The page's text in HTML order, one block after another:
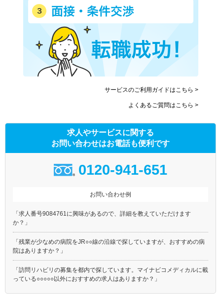
サービスのご利用ガイドはこちら >
よくあるご質問はこちら >
求人やサービスに関する
お問い合わせはお電話も便利です
0120-941-651
お問い合わせ例
「求人番号9084761に興味があるので、詳細を教えていただけます
か？」
「残業が少なめの病院をJR○○線の沿線で探していますが、おすすめの病
院はありますか？」
「訪問リハビリの募集を都内で探しています。マイナビコメディカルに載
っている○○○○○以外におすすめの求人はありますか？」